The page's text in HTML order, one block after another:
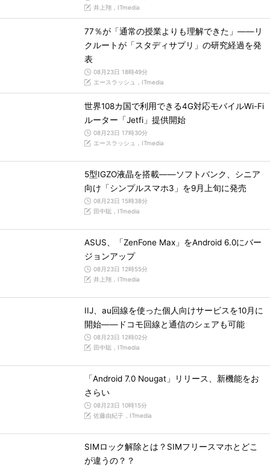
井上翔，ITmedia
77％が「通常の授業よりも理解できた」――リ
クルートが「スタディサプリ」の研究経過を発
表
08月23日 18時49分
エースラッシュ，ITmedia
世界108カ国で利用できる4G対応モバイルWi-Fi
ルーター「Jetfi」提供開始
08月23日 17時30分
エースラッシュ，ITmedia
5型IGZO液晶を搭載――ソフトバンク、シニア
向け「シンプルスマホ3」を9月上旬に発売
08月23日 15時38分
田中聡，ITmedia
ASUS、「ZenFone Max」をAndroid 6.0にバー
ジョンアップ
08月23日 12時55分
井上翔，ITmedia
IIJ、au回線を使った個人向けサービスを10月に
開始――ドコモ回線と通信のシェアも可能
08月23日 12時02分
田中聡，ITmedia
「Android 7.0 Nougat」リリース、新機能をお
さらい
08月23日 10時15分
佐藤由紀子，ITmedia
SIMロック解除とは？SIMフリースマホとどこ
が違うの？？